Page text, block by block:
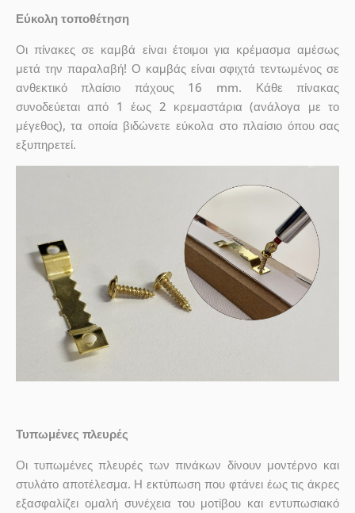
Εύκολη τοποθέτηση
Οι πίνακες σε καμβά είναι έτοιμοι για κρέμασμα αμέσως
μετά την παραλαβή! Ο καμβάς είναι σφιχτά τεντωμένος σε
ανθεκτικό πλαίσιο πάχους 16 mm. Κάθε πίνακας
συνοδεύεται από 1 έως 2 κρεμαστάρια (ανάλογα με το
μέγεθος), τα οποία βιδώνετε εύκολα στο πλαίσιο όπου σας
εξυπηρετεί.
Τυπωμένες πλευρές
Οι τυπωμένες πλευρές των πινάκων δίνουν μοντέρνο και
στυλάτο αποτέλεσμα. Η εκτύπωση που φτάνει έως τις άκρες
εξασφαλίζει ομαλή συνέχεια του μοτίβου και εντυπωσιακό